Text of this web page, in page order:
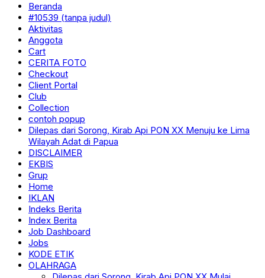
Beranda
#10539 (tanpa judul)
Aktivitas
Anggota
Cart
CERITA FOTO
Checkout
Client Portal
Club
Collection
contoh popup
Dilepas dari Sorong, Kirab Api PON XX Menuju ke Lima
Wilayah Adat di Papua
DISCLAIMER
EKBIS
Grup
Home
IKLAN
Indeks Berita
Index Berita
Job Dashboard
Jobs
KODE ETIK
OLAHRAGA